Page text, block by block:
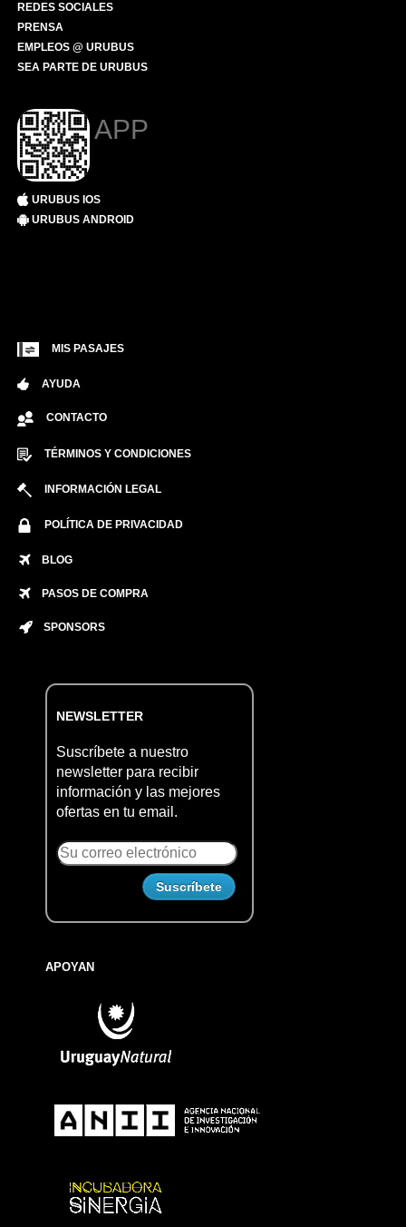
REDES SOCIALES
PRENSA
EMPLEOS @ URUBUS
SEA PARTE DE URUBUS
APP
URUBUS IOS
URUBUS ANDROID
MIS PASAJES
AYUDA
CONTACTO
TÉRMINOS Y CONDICIONES
INFORMACIÓN LEGAL
POLÍTICA DE PRIVACIDAD
BLOG
PASOS DE COMPRA
SPONSORS
NEWSLETTER
Suscríbete a nuestro
newsletter para recibir
información y las mejores
ofertas en tu email.
APOYAN